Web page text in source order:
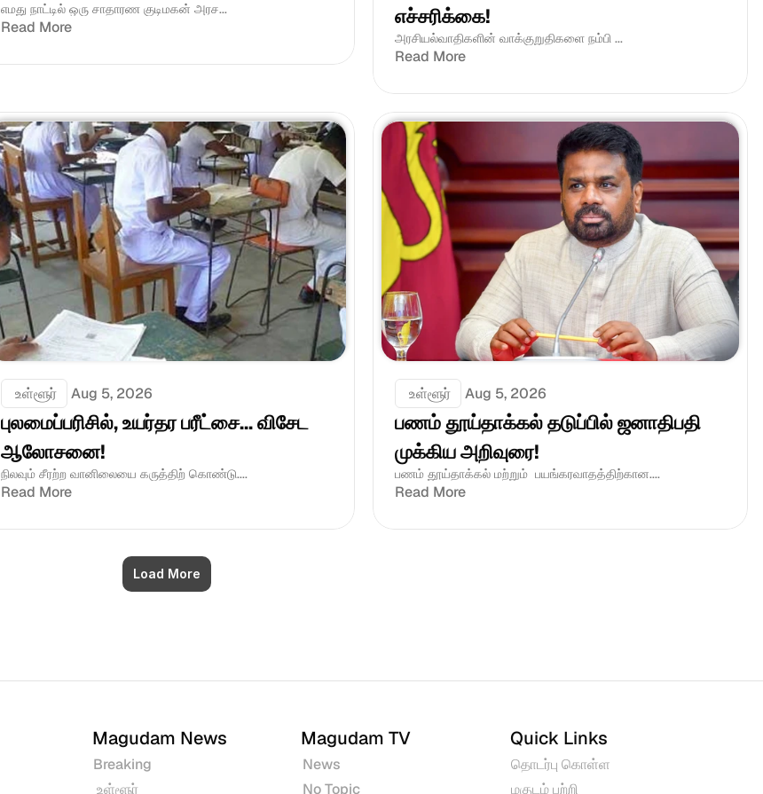
எமது நாட்டில் ஒரு சாதாரண குடிமகன் அரச...
Read More
எச்சரிக்கை!
அரசியல்வாதிகளின் வாக்குறுதிகளை நம்பி ...
Read More
உள்ளூர் Aug 5, 2026
புலமைப்பரிசில், உயர்தர பரீட்சை... விசேட
ஆலோசனை!
நிலவும் சீரற்ற வானிலையை கருத்திற் கொண்டு....
Read More
உள்ளூர் Aug 5, 2026
பணம் தூய்தாக்கல் தடுப்பில் ஜனாதிபதி
முக்கிய அறிவுரை!
பணம் தூய்தாக்கல் மற்றும்  பயங்கரவாதத்திற்கான....
Read More
Load More
Magudam News
Breaking
உள்ளூர்
Magudam TV
News
No Topic
Quick Links
தொடர்பு கொள்ள
மகுடம் பற்றி